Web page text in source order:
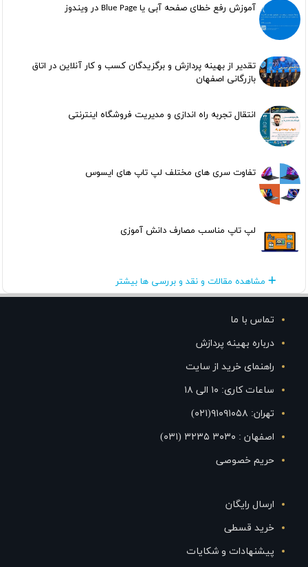
آموزش رفع خطای صفحه آبی یا Blue Page در ویندوز
تقدیر از بهینه پردازش و برگزیدگان کسب و کار آنلاین در اتاق
بازرگانی اصفهان
انتقال تجربه راه اندازی و مدیریت فروشگاه اینترنتی
تفاوت سری های مختلف لپ تاپ های ایسوس
لپ تاپ مناسب مصارف دانش آموزی
مشاهده مقالات و نقد و بررسی ها بیشتر
تماس با ما
درباره بهینه پردازش
راهنمای خرید از سایت
ساعات کاری: ۱۰ الی ۱۸
تهران: ۹۱۰۹۱۰۵۸(۰۲۱)
اصفهان : ۳۰۳۰ ۳۲۳۵ (۰۳۱)
حریم خصوصی
ارسال رایگان
خرید قسطی
پیشنهادات و شکایات